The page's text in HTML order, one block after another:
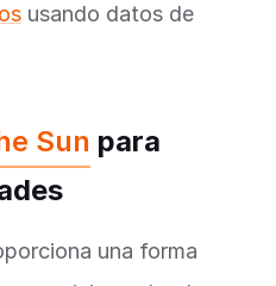
usando datos de
Sun para
una forma